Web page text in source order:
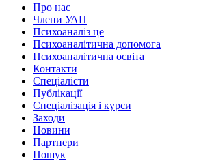
Про нас
Члени УАП
Психоаналіз це
Психоаналітична допомога
Психоаналітична освіта
Контакти
Спеціалісти
Публікації
Cпеціалізація і курси
Заходи
Новини
Партнери
Пошук